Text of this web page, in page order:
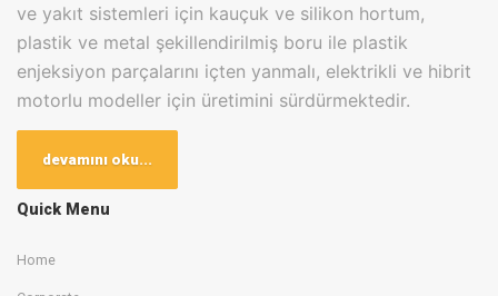
ve yakıt sistemleri için kauçuk ve silikon hortum,
plastik ve metal şekillendirilmiş boru ile plastik
enjeksiyon parçalarını içten yanmalı, elektrikli ve hibrit
motorlu modeller için üretimini sürdürmektedir.
tesislerinde toplam 20.000m2 kapalı alanda en son
yapan Ünver Group, bünyesinde 400 çalışan
barındırmaktadır.
devamını oku...
Quick Menu
Home